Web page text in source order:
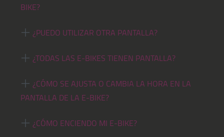
BIKE?
¿PUEDO UTILIZAR OTRA PANTALLA?
¿TODAS LAS E-BIKES TIENEN PANTALLA?
¿CÓMO SE AJUSTA O CAMBIA LA HORA EN LA
PANTALLA DE LA E-BIKE?
¿CÓMO ENCIENDO MI E-BIKE?